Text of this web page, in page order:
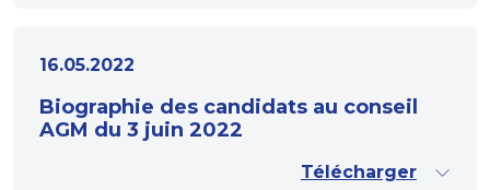
16.05.2022
Biographie des candidats au conseil
AGM du 3 juin 2022
Télécharger